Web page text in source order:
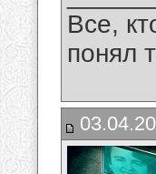
Все,
понял